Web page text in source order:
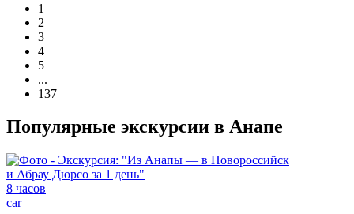
1
2
3
4
5
...
137
Популярные экскурсии в Анапе
8 часов
car